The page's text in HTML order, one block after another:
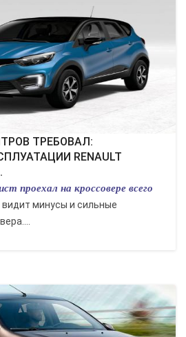
RENAULT
проехал на кроссовере всего
видит минусы и сильные